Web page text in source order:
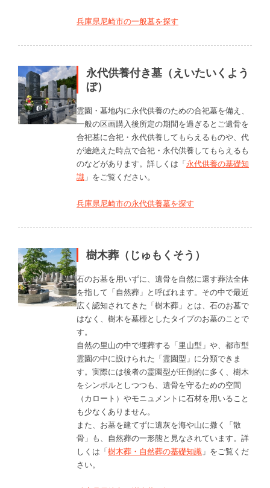
兵庫県尼崎市の一般墓を探す
永代供養付き墓（えいたいくよう
ぼ）
霊園・墓地内に永代供養のための合祀墓を備え、
一般の区画購入後所定の期間を過ぎるとご遺骨を
合祀墓に合祀・永代供養してもらえるものや、代
が途絶えた時点で合祀・永代供養してもらえるも
のなどがあります。詳しくは「永代供養の基礎知
識 」をご覧ください。
兵庫県尼崎市の永代供養墓を探す
樹木葬（じゅもくそう）
石のお墓を用いずに、遺骨を自然に還す葬法全体
を指して「自然葬」と呼ばれます。その中で最近
広く認知されてきた「樹木葬」とは、石のお墓で
はなく、樹木を墓標としたタイプのお墓のことで
す。
自然の里山の中で埋葬する「里山型」や、都市型
霊園の中に設けられた「霊園型」に分類できま
す。実際には後者の霊園型が圧倒的に多く、樹木
をシンボルとしつつも、遺骨を守るための空間
（カロート）やモニュメントに石材を用いること
も少なくありません。
また、お墓を建てずに遺灰を海や山に撒く「散
骨」も、自然葬の一形態と見なされています。詳
しくは「樹木葬・自然葬の基礎知識 」をご覧くだ
さい。